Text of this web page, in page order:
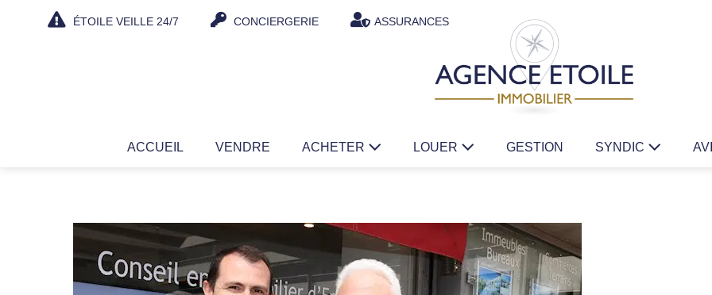
ÉTOILE VEILLE 24/7 CONCIERGERIE ASSURANCES
ACCUEIL VENDRE ACHETER LOUER GESTION SYNDIC